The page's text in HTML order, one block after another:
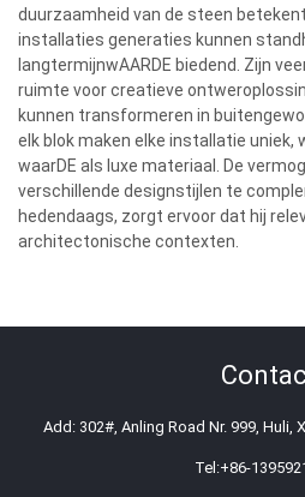
duurzaamheid van de steen
installaties generaties kunnen
langtermijnwAARDE biedend. Zijn
ruimte voor creatieve
kunnen transformeren in
elk blok maken elke installatie uniek,
waarDE als luxe materiaal. De
verschillende designstijlen te
hedendaags, zorgt ervoor dat hij
architectonische contexten.
Add: 302#, Anling Road Nr. 999, Huli,
Tel:+86-